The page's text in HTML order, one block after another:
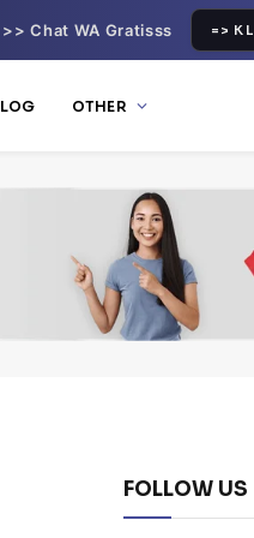
Chat WA Gratisss =>
OTHER
FOLLOW US